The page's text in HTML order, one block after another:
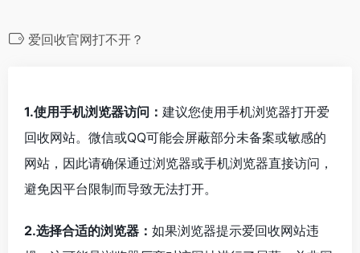
爱回收官网打不开？
1.使用手机浏览器访问： 建议您使用手机浏览器打开爱
回收网站。微信或QQ可能会屏蔽部分未备案或敏感的
网站，因此请确保通过浏览器或手机浏览器直接访问，
避免因平台限制而导致无法打开。
2.选择合适的浏览器： 如果浏览器提示爱回收网站违